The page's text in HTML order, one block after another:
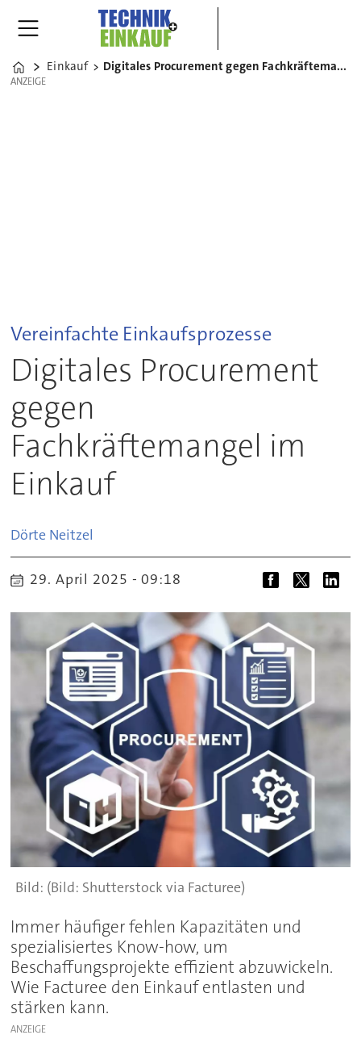
Home
Einkauf Digitales Procurement gegen Fachkräftemangel im Einkauf
ANZEIGE
ANZEIGE
Vereinfachte Einkaufsprozesse
Digitales Procurement
gegen
Fachkräftemangel im
Einkauf
Dörte Neitzel
29. April 2025 - 09:18
(Bild: Shutterstock via Facturee)
Immer häufiger fehlen Kapazitäten und
spezialisiertes Know-how, um
Beschaffungsprojekte effizient abzuwickeln.
Wie Facturee den Einkauf entlasten und
stärken kann.
ANZEIGE